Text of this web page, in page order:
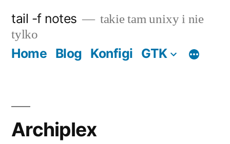
content
tail -f notes
takie tam unixy i nie
tylko
Home Blog Konfigi GTK
Archiplex